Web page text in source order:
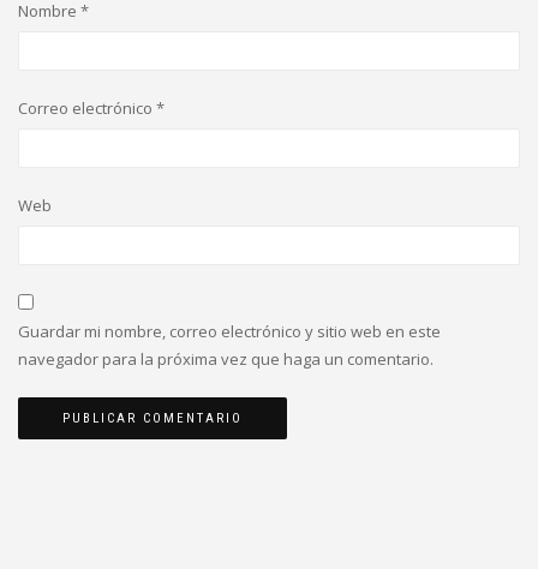
Nombre *
Correo electrónico *
Web
Guardar mi nombre, correo electrónico y sitio web en este
navegador para la próxima vez que haga un comentario.